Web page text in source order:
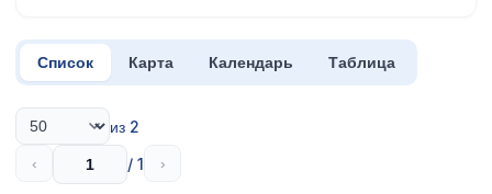
Список Карта Календарь Таблица
из 2
‹ / 1 ›